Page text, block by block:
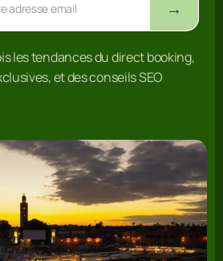
→
les tendances du direct booking,
et des conseils SEO